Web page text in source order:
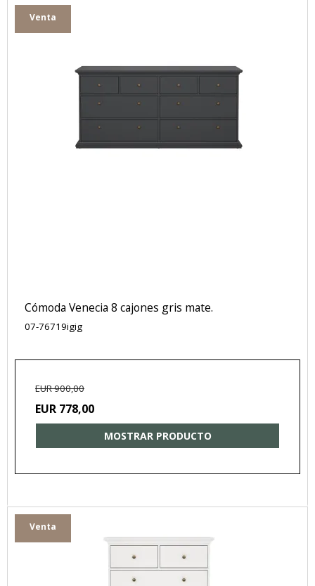
Venta
Cómoda Venecia 8 cajones gris mate.
07-76719igig
EUR 900,00
EUR 778,00
MOSTRAR PRODUCTO
Venta